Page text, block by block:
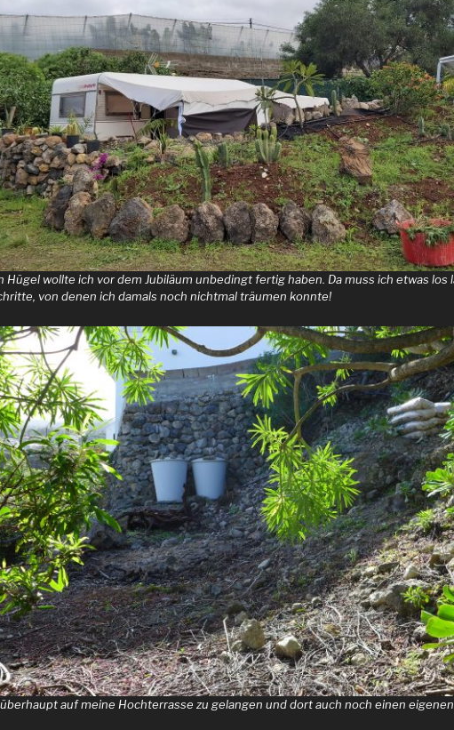
Hügel wollte ich vor dem Jubiläum unbedingt fertig haben. Da muss ich etwas los
von denen ich damals noch nichtmal träumen konnte!
auf meine Hochterrasse zu gelangen und dort auch noch einen